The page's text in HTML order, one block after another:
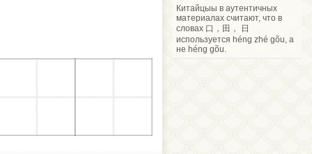
Китайцыы в аутентичных
материалах считают, что в
словах 口，田， 日
используется héng zhé gõu, а
не héng gõu.